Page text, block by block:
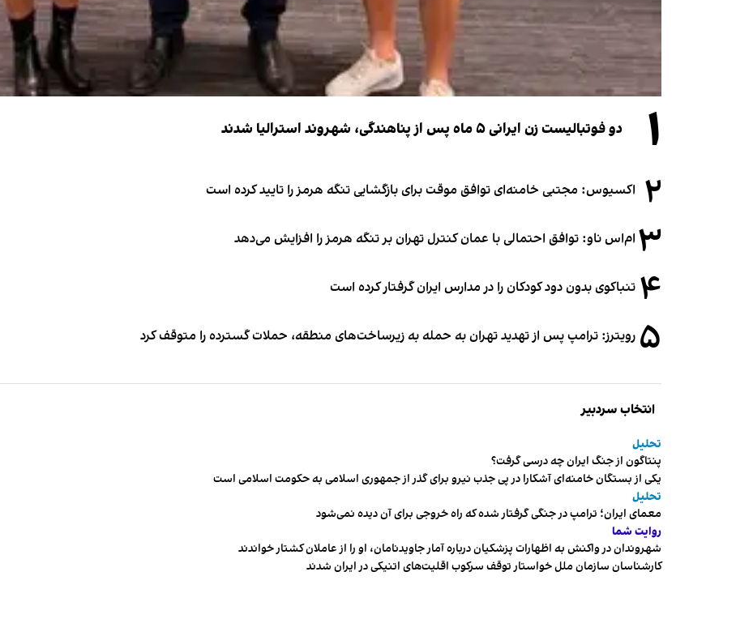
۱ دو فوتبالیست زن ایرانی ۵ ماه پس از پناهندگی، شهروند استرالیا شدند
۲ اکسیوس: مجتبی خامنه‌ای توافق موقت برای بازگشایی تنگه هرمز را تایید کرده است
۳ ام‌اس ناو: توافق احتمالی با عمان کنترل تهران بر تنگه هرمز را افزایش می‌دهد
۴ تنباکوی بدون دود کودکان را در مدارس ایران گرفتار کرده است
۵ رویترز: ترامپ پس از تهدید تهران به حمله به زیرساخت‌های منطقه، حملات گسترده را متوقف کرد
انتخاب سردبیر
تحلیل
پنتاگون از جنگ ایران چه درسی گرفت؟
یکی از بستگان خامنه‌ای آشکارا در پی جذب نیرو برای گذر از جمهوری اسلامی به حکومت اسلامی است
تحلیل
معمای ایران؛ ترامپ در جنگی گرفتار شده که راه خروجی برای آن دیده نمی‌شود
روایت شما
شهروندان در واکنش به اظهارات پزشکیان درباره آمار جاویدنامان، او را از عاملان کشتار خواندند
کارشناسان سازمان ملل خواستار توقف سرکوب اقلیت‌های اتنیکی در ایران شدند